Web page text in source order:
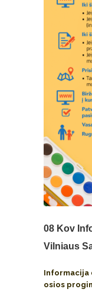
08 Kov
Vilniaus
Informacija
osios